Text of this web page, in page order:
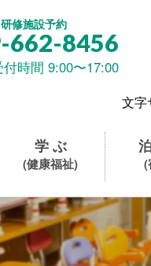
研修施設予約
662-8456
付時間 9:00〜17:00
文字
学 ぶ
(健康福祉) (